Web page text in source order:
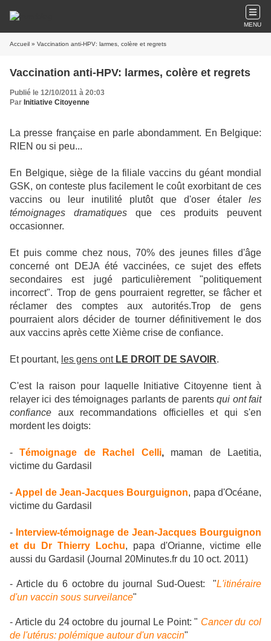
MENU
Accueil » Vaccination anti-HPV: larmes, colère et regrets
Vaccination anti-HPV: larmes, colère et regrets
Publié le 12/10/2011 à 20:03
Par Initiative Citoyenne
La presse française en parle abondamment. En Belgique:
RIEN ou si peu...
En Belgique, siège de la filiale vaccins du géant mondial
GSK, on conteste plus facilement le coût exorbitant de ces
vaccins ou leur inutilité plutôt que d'oser étaler les
témoignages dramatiques que ces produits peuvent
occasionner.
Et puis comme chez nous, 70% des jeunes filles d'âge
concerné ont DEJA été vaccinées, ce sujet des effets
secondaires est jugé particulièrement "politiquement
incorrect". Trop de gens pourraient regretter, se fâcher et
réclamer des comptes aux autorités.Trop de gens
pourraient alors décider de tourner définitivement le dos
aux vaccins après cette Xième crise de confiance.
Et pourtant, les gens ont LE DROIT DE SAVOIR.
C'est la raison pour laquelle Initiative Citoyenne tient à
relayer ici des témoignages parlants de parentsqui ont fait
confiance aux recommandations officielles et qui s'en
mordent les doigts:
-Témoignage de Rachel Celli,maman de Laetitia,
victime du Gardasil
-Appel de Jean-Jacques Bourguignon, papa d'Océane,
victime du Gardasil
- Interview-témoignage de Jean-Jacques Bourguignon
et du Dr Thierry Lochu, papa d'Orianne, victime elle
aussi du Gardasil (Journal 20Minutes.fr du 10 oct. 2011)
- Article du 6 octobre du journal Sud-Ouest: "L'itinéraire
d'un vaccin sous surveilance"
- Article du 24 octobre du journal Le Point: " Cancer du col
de l'utérus: polémique autour d'un vaccin"